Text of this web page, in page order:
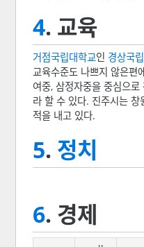
4. 교육
거점국립대학교인 경상국
교육수준도 나쁘지 않은편
여중, 삼정자중을 중심으로
라 할 수 있다. 진주시는
적을 내고 있다.
5. 정치
6. 경제